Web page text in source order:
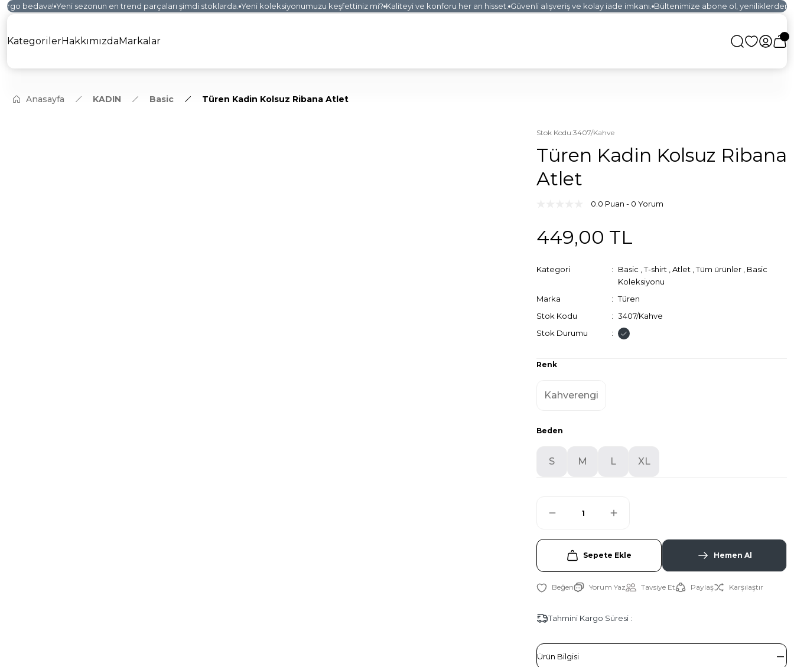
bedava! Yeni sezonun en trend parçaları şimdi stoklarda. Yeni koleksiyonumuzu keşfettiniz mi? Kaliteyi ve konforu her an hisset. Güvenli alışveriş ve kolay iade imkanı. Bültenimize abone ol, yeniliklerden ilk
KategorilerHakkımızdaMarkalar
Anasayfa KADIN Basic Türen Kadin Kolsuz Ribana Atlet
Stok Kodu:3407/Kahve
Türen Kadin Kolsuz Ribana
Atlet
0.0 Puan - 0 Yorum
449,00 TL
Kategori Basic ,T-shirt ,Atlet ,Tüm ürünler
Basic
Koleksiyonu
Marka
Türen
Stok Kodu
3407/Kahve
Stok Durumu
Renk
Kahverengi
Beden
S M L XL
Sepete Ekle Hemen Al
Yorum Yaz Tavsiye Et Paylaş Karşılaştır
Tahmini Kargo Süresi :
Ürün Bilgisi